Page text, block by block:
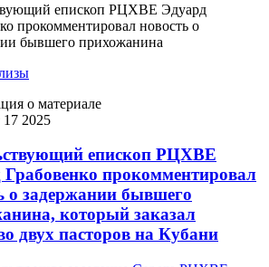
епископ РЦХВЕ Эдуард
прокомментировал новость о
бывшего прихожанина
о материале
17 2025
епископ РЦХВЕ
Грабовенко прокомментировал
о задержании бывшего
который заказал
двух пасторов на Кубани